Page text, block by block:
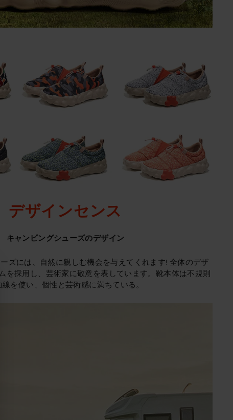
デザインセンス
キャンピングシューズのデザイン
ズには、自然に親しむ機会を与えてくれます! 全体のデザ
を採用し、芸術家に敬意を表しています。靴本体は不規則
線を使い、個性と芸術感に満ちている。